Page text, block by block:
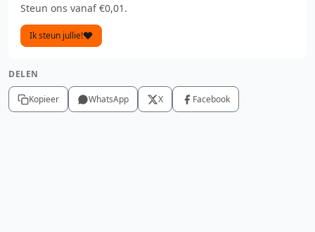
Steun ons vanaf €0,01.
Ik steun jullie!
DELEN
Kopieer WhatsApp X Facebook